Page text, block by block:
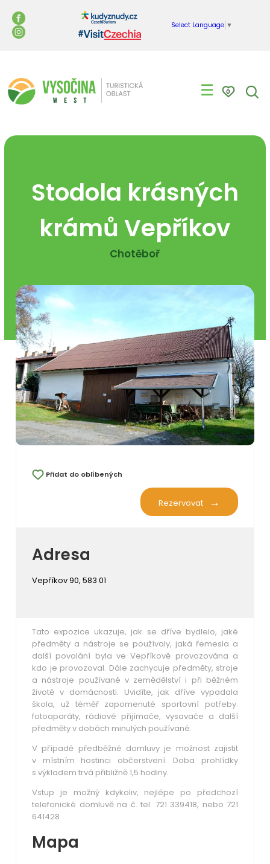
Select Language ▼
☰ 0
Stodola krásných
krámů Vepříkov
Chotěboř
Přidat do oblíbených
Rezervovat
Adresa
Vepříkov 90, 583 01
Tato expozice ukazuje, jak se dříve bydlelo, jaké
předměty a nástroje se používaly, jaká řemesla a
další povolání byla ve Vepříkově pro­vozována a
kdo je provozoval. Dále zachycuje předměty, stroje
a nástroje používané v zemědělství i při běžném
životě v domácnosti. Uvidíte, jak dříve vypadala
škola, už téměř zapomenuté sportovní potřeby.
fotoaparáty, rádiové přijímače, vysavače a další
předměty v dobách minulých používané.
V případě předběžné domluvy je možnost zajistit
v místním hostinci občerstvení. Doba prohlídky
s výkladem trvá přibližně 1,5 hodiny.
Vstup je možný kdykoliv, nejlépe po předchozí
telefonické domluvě na č. tel. 721 339418, nebo 721
641428
Mapa